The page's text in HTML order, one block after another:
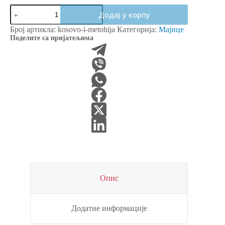
Косово
Метохија
количина
Додај у корпу
Број артикла: kosovo-i-metohija Категорија: Мајице
Поделите са пријатељима
Опис
Додатне информације